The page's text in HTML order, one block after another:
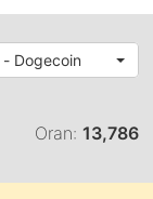
- Dogecoin
Oran:13,786